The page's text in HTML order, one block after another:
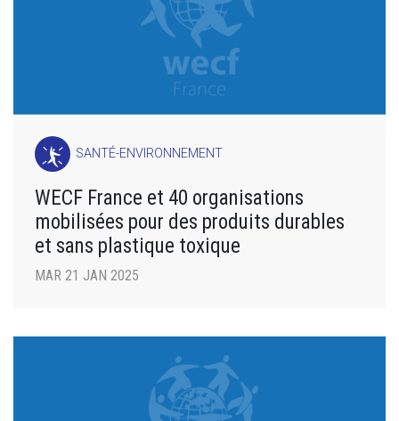
SANTÉ-ENVIRONNEMENT
WECF France et 40 organisations
mobilisées pour des produits durables
et sans plastique toxique
MAR 21 JAN 2025